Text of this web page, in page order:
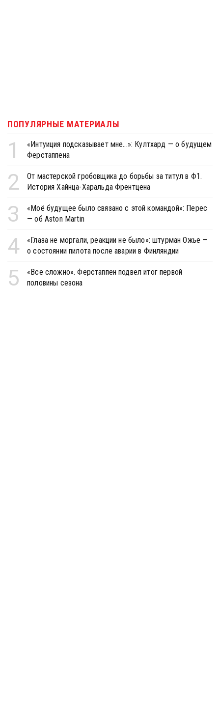
ПОПУЛЯРНЫЕ МАТЕРИАЛЫ
1
«Интуиция подсказывает мне...»: Култхард — о будущем
Ферстаппена
2
От мастерской гробовщика до борьбы за титул в Ф1.
История Хайнца-Харальда Френтцена
3
«Моё будущее было связано с этой командой»: Перес
— об Aston Martin
4
«Глаза не моргали, реакции не было»: штурман Ожье —
о состоянии пилота после аварии в Финляндии
5
«Все сложно». Ферстаппен подвел итог первой
половины сезона